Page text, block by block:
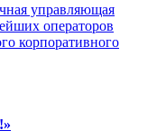
управляющая
операторов
корпоративного